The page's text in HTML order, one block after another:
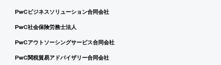
PwCビジネスソリューション合同会社
PwC社会保険労務士法人
PwCアウトソーシングサービス合同会社
PwC関税貿易アドバイザリー合同会社